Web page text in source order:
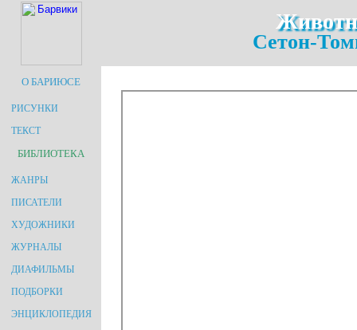
Сетон-
О БАРИЮСЕ
РИСУНКИ
ТЕКСТ
БИБЛИОТЕКА
ЖАНРЫ
ПИСАТЕЛИ
ХУДОЖНИКИ
ЖУРНАЛЫ
ДИАФИЛЬМЫ
ПОДБОРКИ
ЭНЦИКЛОПЕДИЯ